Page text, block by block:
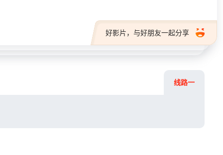
好影片，与好朋友一起分享
线路一